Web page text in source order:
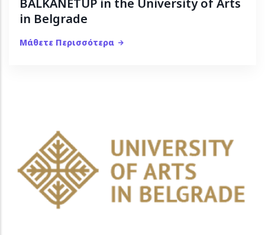
BALKANETUP in the University of Arts
in Belgrade
Μάθετε Περισσότερα